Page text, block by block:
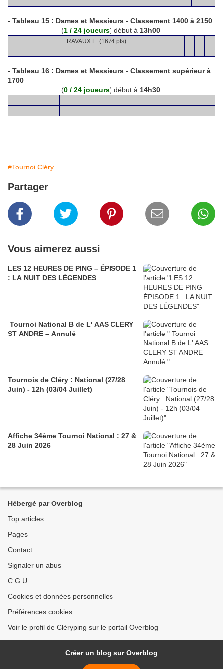
- Tableau 15 : Dames et Messieurs - Classement 1400 à 2150
(1 / 24 joueurs) début à 13h00
RAVAUX E. (1674 pts)
- Tableau 16 : Dames et Messieurs - Classement supérieur à
1700
(0 / 24 joueurs) début à 14h30
#Tournoi Cléry
Partager
Vous aimerez aussi
LES 12 HEURES DE PING – ÉPISODE 1
: LA NUIT DES LÉGENDES
Tournoi National B de L' AAS CLERY
ST ANDRE – Annulé
Tournois de Cléry : National (27/28
Juin) - 12h (03/04 Juillet)
Affiche 34ème Tournoi National : 27 &
28 Juin 2026
Hébergé par Overblog
Top articles
Pages
Contact
Signaler un abus
C.G.U.
Cookies et données personnelles
Préférences cookies
Voir le profil de Cléryping sur le portail Overblog
Créer un blog sur Overblog